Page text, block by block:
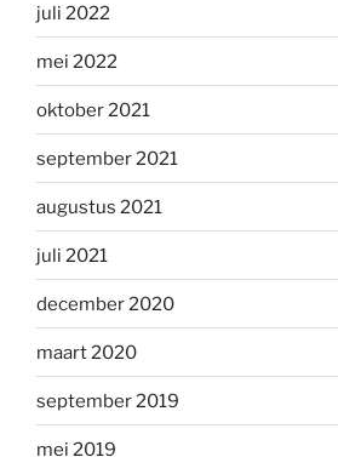
juli 2022
mei 2022
oktober 2021
september 2021
augustus 2021
juli 2021
december 2020
maart 2020
september 2019
mei 2019